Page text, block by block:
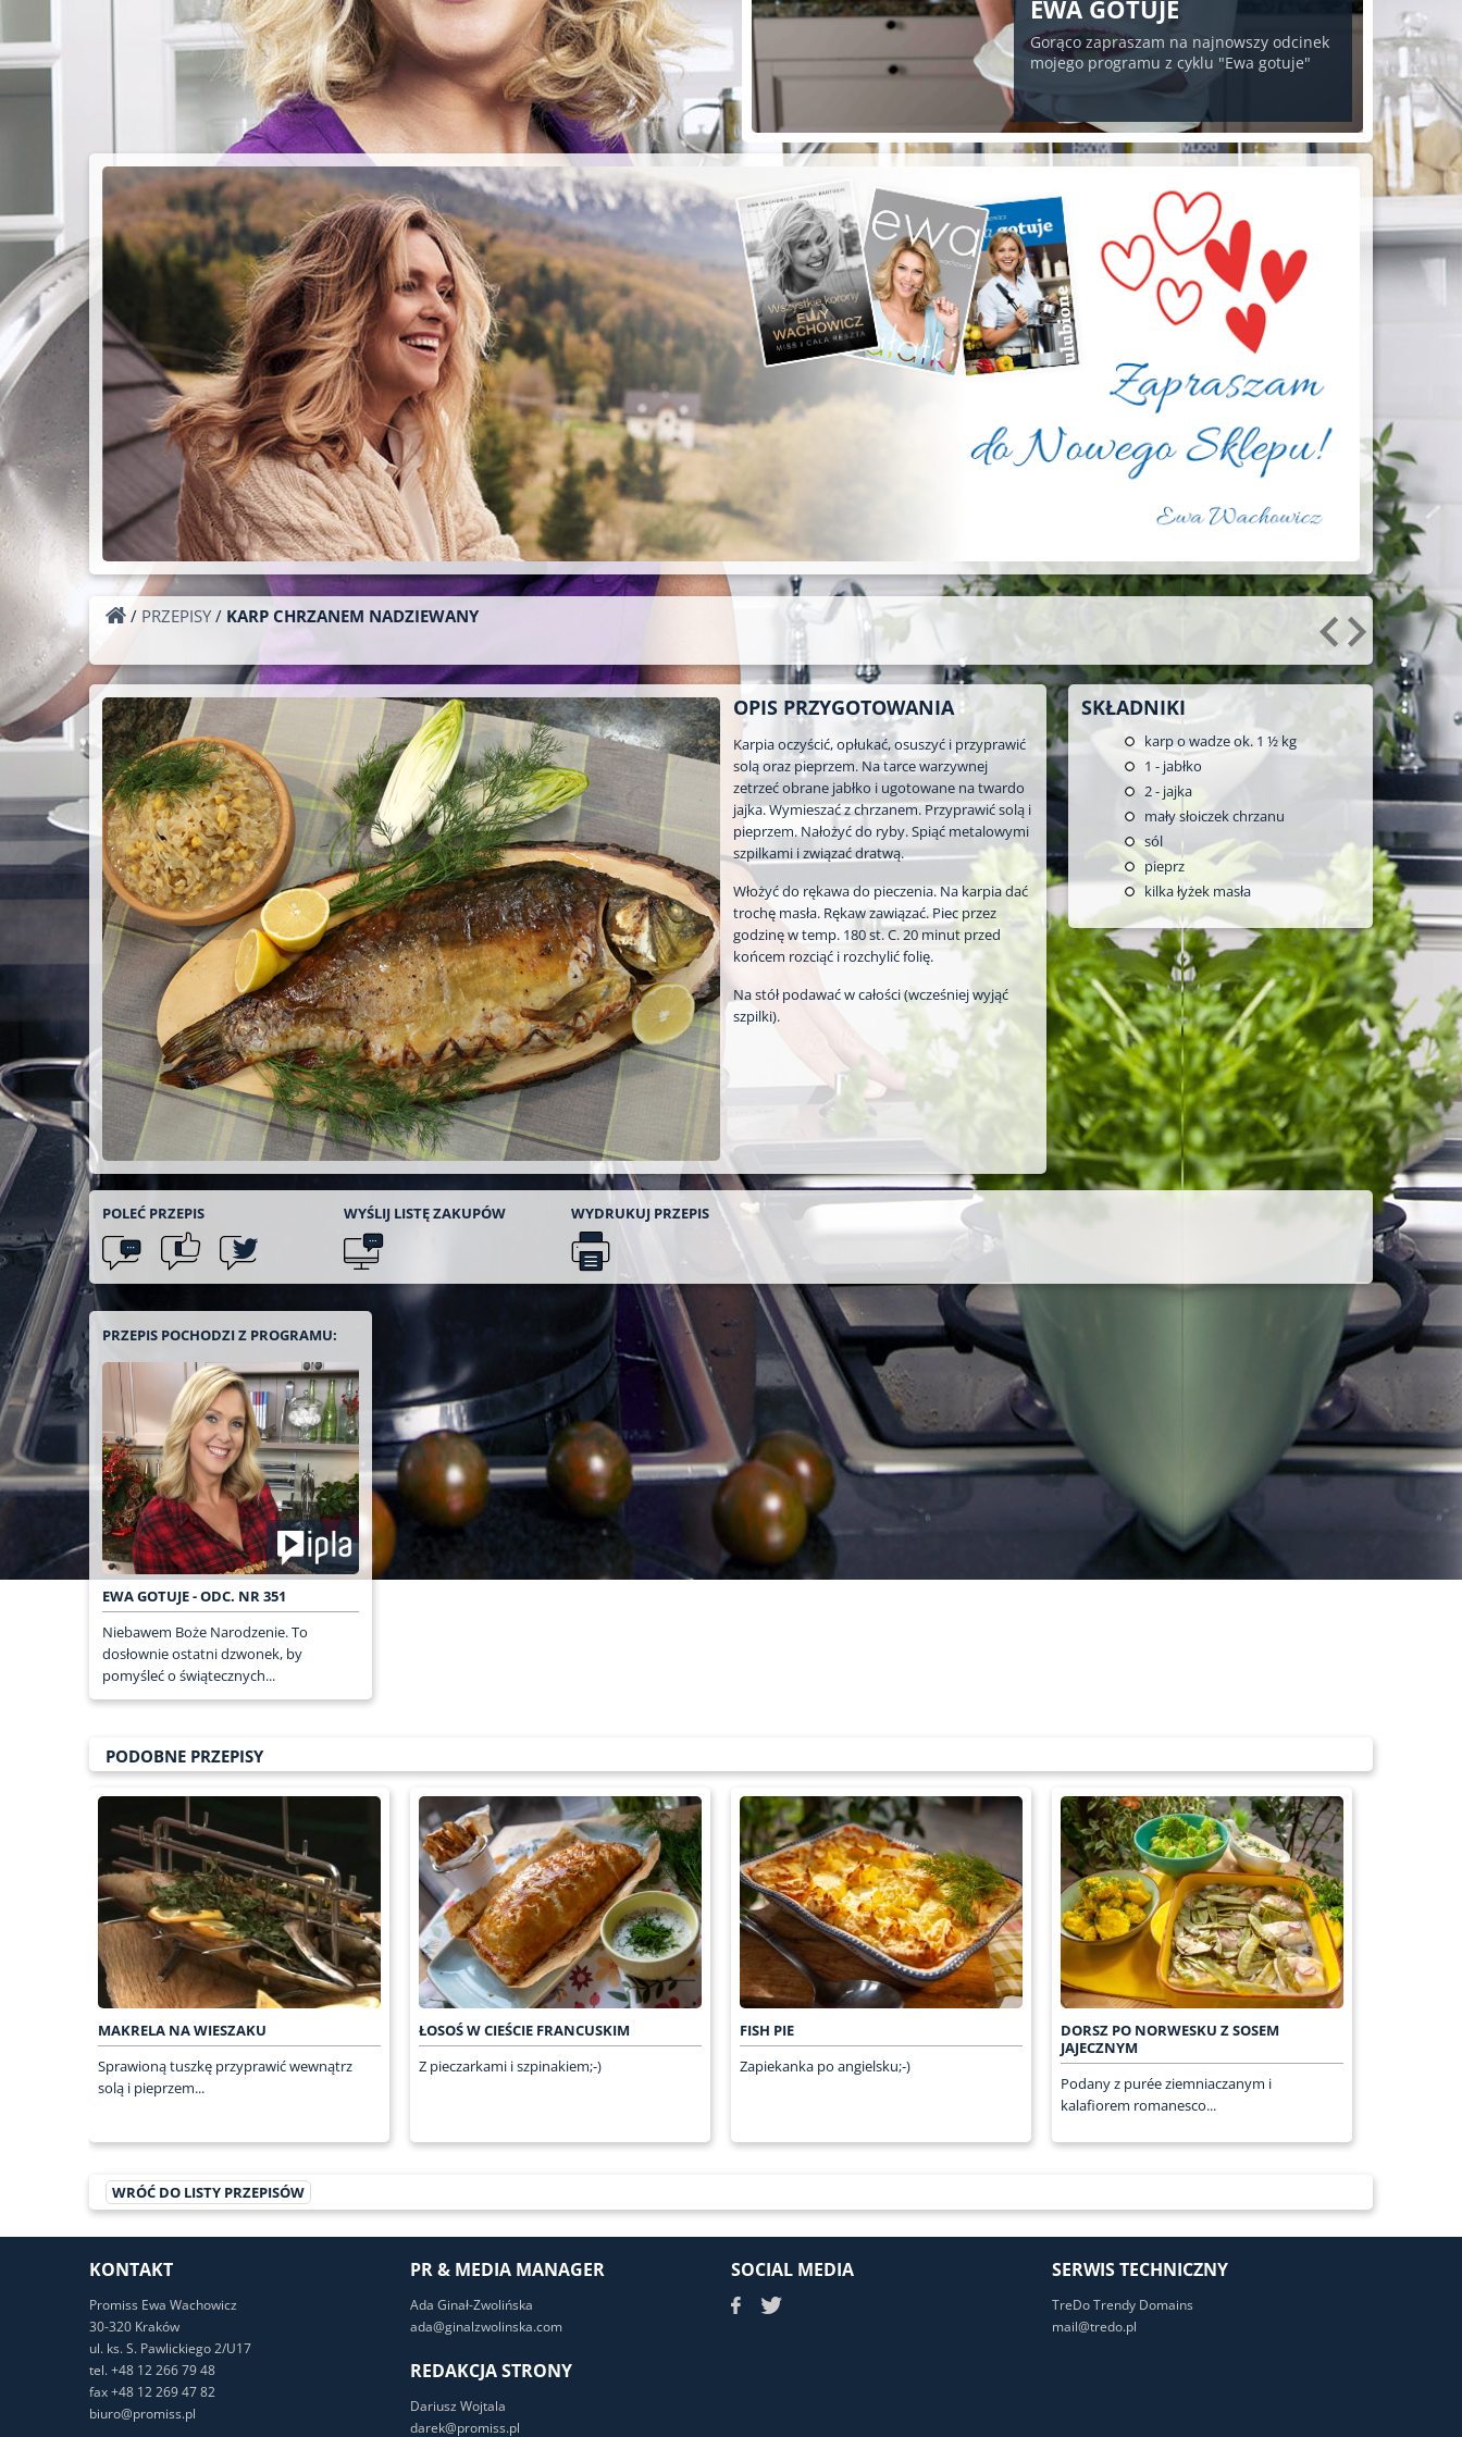
PIECZYSTE POD
CHMURKĄ!
Przepisy na grilla;-)
EWA GOTUJE
Gorąco zapraszam na najnowszy odcinek
mojego programu z cyklu "Ewa gotuje"
/ PRZEPISY / KARP CHRZANEM NADZIEWANY
OPIS PRZYGOTOWANIA
Karpia oczyścić, opłukać, osuszyć i przyprawić
solą oraz pieprzem. Na tarce warzywnej
zetrzeć obrane jabłko i ugotowane na twardo
jajka. Wymieszać z chrzanem. Przyprawić solą i
pieprzem. Nałożyć do ryby. Spiąć metalowymi
szpilkami i związać dratwą.
Włożyć do rękawa do pieczenia. Na karpia dać
trochę masła. Rękaw zawiązać. Piec przez
godzinę w temp. 180 st. C. 20 minut przed
końcem rozciąć i rozchylić folię.
Na stół podawać w całości (wcześniej wyjąć
szpilki).
SKŁADNIKI
karp o wadze ok. 1 ½ kg
1 - jabłko
2- jajka
mały słoiczek chrzanu
sól
pieprz
kilka łyżek masła
POLEĆ PRZEPIS WYŚLIJ LISTĘZAKUPÓW WYDRUKUJ PRZEPIS
PRZEPIS POCHODZI Z PROGRAMU:
EWA GOTUJE - ODC. NR 351
Niebawem Boże Narodzenie. To
dosłownie ostatni dzwonek, by
pomyśleć o świątecznych...
PODOBNE PRZEPISY
MAKRELA NA WIESZAKU
Sprawioną tuszkę przyprawić wewnątrz
solą i pieprzem...
ŁOSOŚ W CIEŚCIE FRANCUSKIM
Z pieczarkami i szpinakiem;-)
FISH PIE
Zapiekanka po angielsku;-)
DORSZ PO NORWESKU Z SOSEM
JAJECZNYM
Podany z purée ziemniaczanym i
kalafiorem romanesco...
WRÓĆ DO LISTY PRZEPISÓW
KONTAKT
Promiss Ewa Wachowicz
30-320 Kraków
ul. ks. S. Pawlickiego 2/U17
tel. +48 12 266 79 48
fax +48 12 269 47 82
biuro@promiss.pl
PR & MEDIA MANAGER
Ada Ginał-Zwolińska
ada@ginalzwolinska.com
REDAKCJA STRONY
Dariusz Wojtala
darek@promiss.pl
SOCIAL MEDIA SERWIS TECHNICZNY
TreDo Trendy Domains
mail@tredo.pl